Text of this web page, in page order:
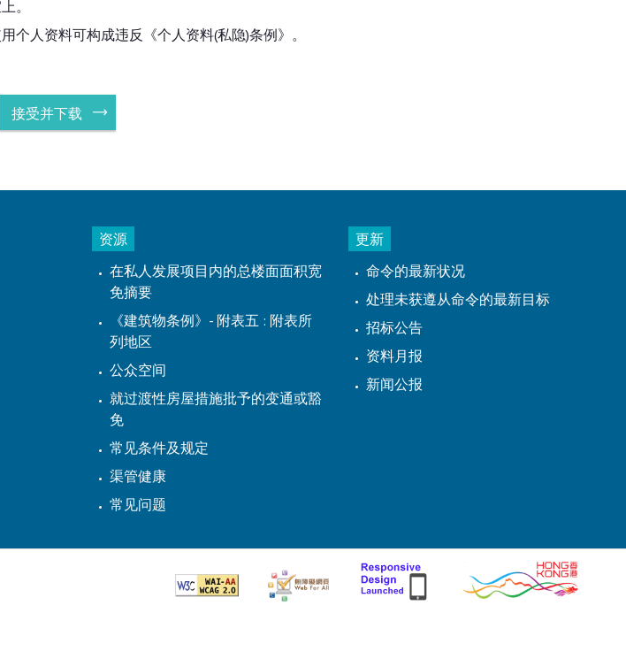
。
人资料可构成违反《个人资料(私隐)条例》。
接受并下载
资源
在私人发展项目内的总楼面面积宽
免摘要
《建筑物条例》- 附表五 : 附表所
列地区
公众空间
就过渡性房屋措施批予的变通或豁
免
常见条件及规定
渠管健康
常见问题
更新
命令的最新状况
处理未获遵从命令的最新目标
招标公告
资料月报
新闻公报